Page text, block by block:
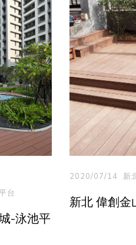
台
-泳池平
2020/07/14 新
新北 偉創金